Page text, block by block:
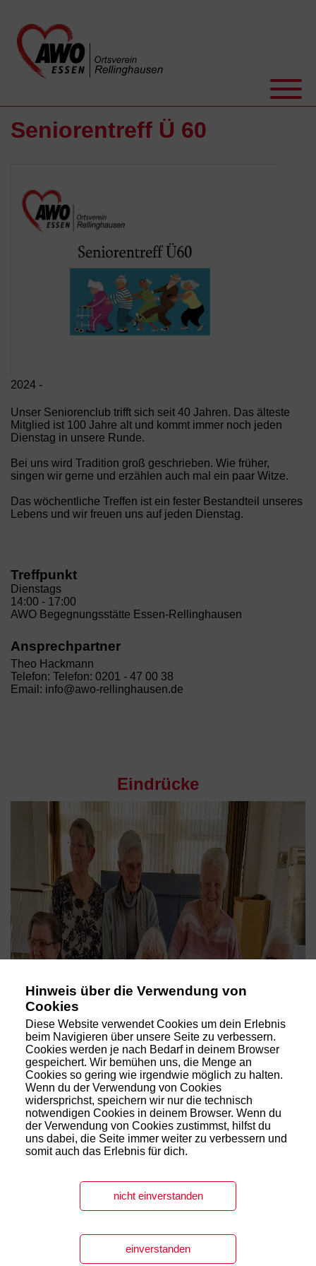
Seniorentreff Ü 60
2024 -
Unser Seniorenclub trifft sich seit 40 Jahren. Das älteste
Mitglied ist 100 Jahre alt und kommt immer noch jeden
Dienstag in unsere Runde.
Bei uns wird Tradition groß geschrieben. Wie früher,
singen wir gerne und erzählen auch mal ein paar Witze.
Das wöchentliche Treffen ist ein fester Bestandteil unseres
Lebens und wir freuen uns auf jeden Dienstag.
Treffpunkt
Dienstags
14:00 - 17:00
AWO Begegnungsstätte Essen-Rellinghausen
Ansprechpartner
Theo Hackmann
Telefon: Telefon: 0201 - 47 00 38
Email: info@awo-rellinghausen.de
Eindrücke
2024 -
ZUM KREISVERBAND
AWO Ortsverein Rellinghausen
Hinweis über die Verwendung von
Cookies
Diese Website verwendet Cookies um dein Erlebnis
beim Navigieren über unsere Seite zu verbessern.
Cookies werden je nach Bedarf in deinem Browser
gespeichert. Wir bemühen uns, die Menge an
Cookies so gering wie irgendwie möglich zu halten.
Wenn du der Verwendung von Cookies
widersprichst, speichern wir nur die technisch
notwendigen Cookies in deinem Browser. Wenn du
der Verwendung von Cookies zustimmst, hilfst du
uns dabei, die Seite immer weiter zu verbessern und
somit auch das Erlebnis für dich.
nicht einverstanden
einverstanden